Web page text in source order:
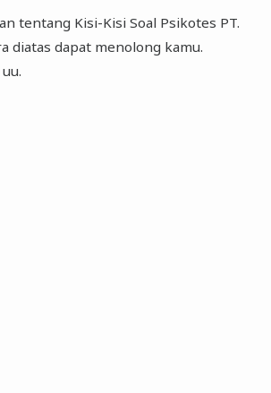
tentang Kisi-Kisi Soal Psikotes PT.
diatas dapat menolong kamu.